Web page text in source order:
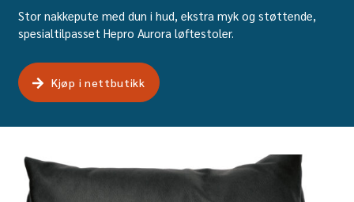
Stor nakkepute med dun i hud, ekstra myk og støttende,
spesialtilpasset Hepro Aurora løftestoler.
Kjøp i nettbutikk